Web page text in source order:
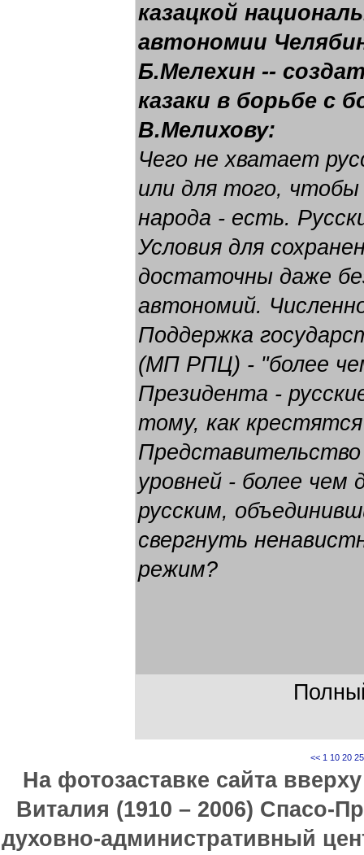
казацкой
автономии
Б.Мелехин --
казаки в борьбе с
В.Мелихову:
Чего не хватает
или для того,
народа - есть.
Условия для
достаточны даже
автономий.
Поддержка
(МП РПЦ) - "более
Президента -
тому, как
Представительство
уровней - более
русским,
свергнуть
режим?
<< 1 10 20 25
На фотозаставке сайта
Виталия (1910 – 2006) Спасо-
духовно-административный